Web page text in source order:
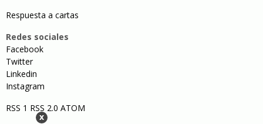
Respuesta a cartas
Redes sociales
Facebook
Twitter
Linkedin
Instagram
RSS 1 RSS 2.0 ATOM
x